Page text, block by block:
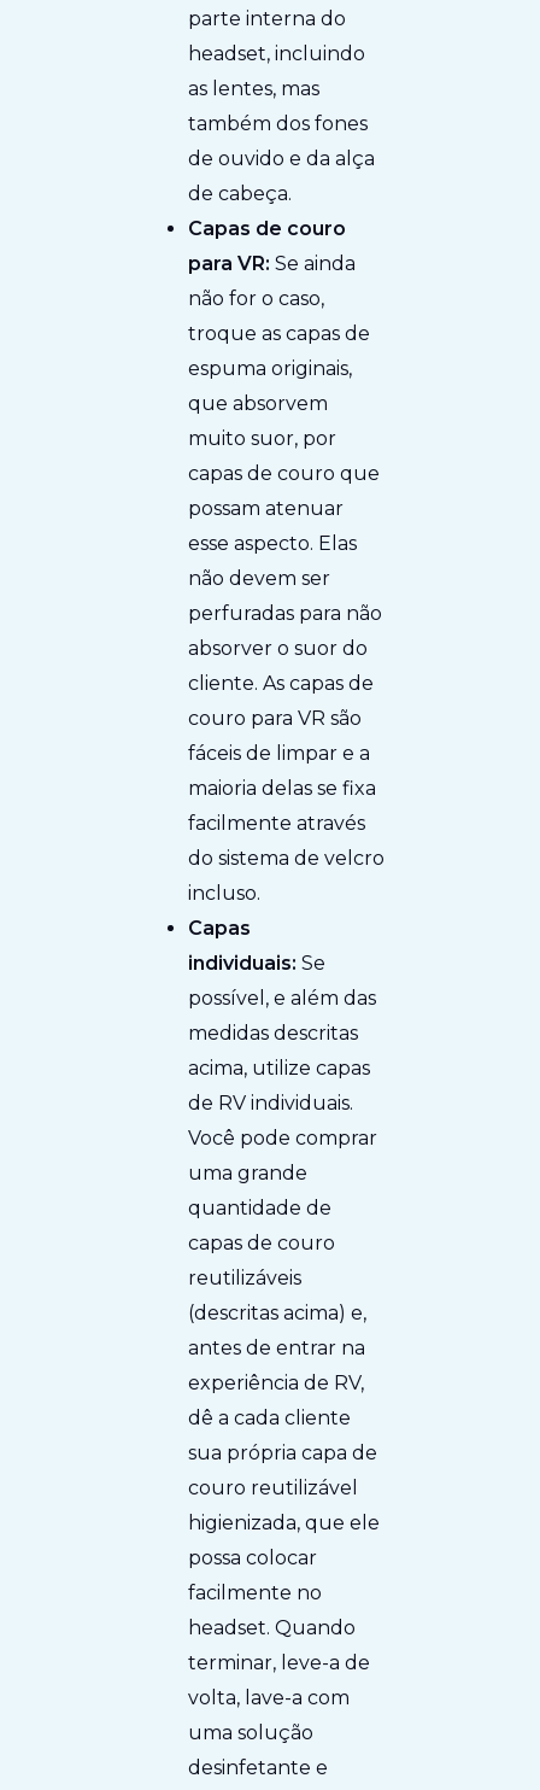
parte interna do
headset, incluindo
as lentes, mas
também dos fones
de ouvido e da alça
de cabeça.
Capas de couro
para VR: Se ainda
não for o caso,
troque as capas de
espuma originais,
que absorvem
muito suor, por
capas de couro que
possam atenuar
esse aspecto. Elas
não devem ser
perfuradas para não
absorver o suor do
cliente. As capas de
couro para VR são
fáceis de limpar e a
maioria delas se fixa
facilmente através
do sistema de velcro
incluso.
Capas
individuais: Se
possível, e além das
medidas descritas
acima, utilize capas
de RV individuais.
Você pode comprar
uma grande
quantidade de
capas de couro
reutilizáveis
(descritas acima) e,
antes de entrar na
experiência de RV,
dê a cada cliente
sua própria capa de
couro reutilizável
higienizada, que ele
possa colocar
facilmente no
headset. Quando
terminar, leve-a de
volta, lave-a com
uma solução
desinfetante e